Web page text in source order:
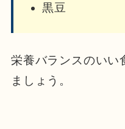
黒豆
栄養バランスのいい
ましょう。